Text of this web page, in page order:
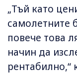
„Тъй като
самолетните
повече това
начин да